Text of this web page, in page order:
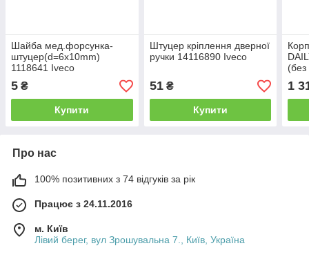
Шайба мед.форсунка-
штуцер(d=6x10mm)
1118641 Iveco
5 ₴
Купити
Штуцер кріплення дверної
ручки 14116890 Iveco
51₴
Купити
1
Про нас
100% позитивних з 74 відгуків за рік
Працює з 24.11.2016
м. Київ
Лівий берег, вул Зрошувальна 7., Київ, Україна